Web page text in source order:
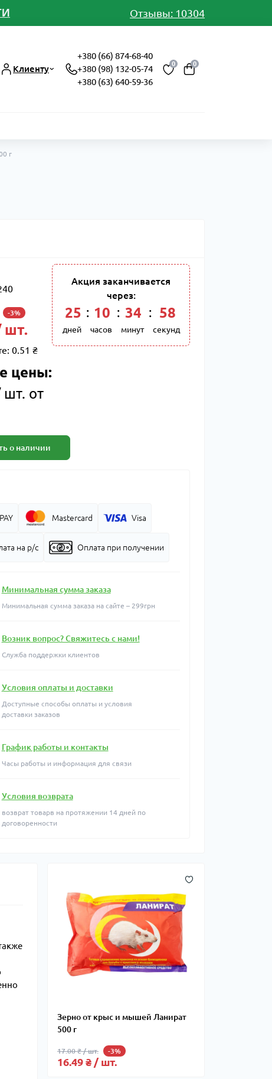
Отзывы: 10304
Клиенту
+380 (66) 874-68-40
+380 (98) 132-05-74
+380 (63) 640-59-36
0 0
г
-3%
шт.
0.51 ₴
цены:
шт. от
Акция заканчивается
через:
25
дней
: 10
часов
: 34
минут
: 57
секунд
о наличии
Mastercard Visa
на р/с Оплата при получении
Минимальная сумма заказа
Минимальная сумма заказа на сайте – 299грн
Возник вопрос? Свяжитесь с нами!
Служба поддержки клиентов
Условия оплаты и доставки
Доступные способы оплаты и условия
доставки заказов
График работы и контакты
Часы работы и информация для связи
Условия возврата
возврат товарв на протяжении 14 дней по
договоренности
Зерно от крыс и мышей Ланират
500 г
17.00 ₴ / шт. -3%
16.49 ₴ / шт.